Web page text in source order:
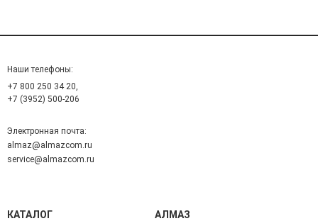
Наши телефоны:
+7 800 250 34 20,
+7 (3952) 500-206
Электронная почта:
almaz@almazcom.ru
service@almazcom.ru
КАТАЛОГ АЛМАЗ